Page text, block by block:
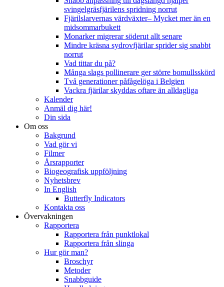
svingelgräsfjärilens spridning norrut
Fjärilslarvernas värdväxter– Mycket mer än en
midsommarbukett
Monarker migrerar söderut allt senare
Mindre kräsna sydrovfjärilar sprider sig snabbt
norrut
Vad tittar du på?
Många slags pollinerare ger större bomullsskörd
Två generationer påfågelöga i Belgien
Vackra fjärilar skyddas oftare än alldagliga
Kalender
Anmäl dig här!
Din sida
Om oss
Bakgrund
Vad gör vi
Filmer
Årsrapporter
Biogeografisk uppföljning
Nyhetsbrev
In English
Butterfly Indicators
Kontakta oss
Övervakningen
Rapportera
Rapportera från punktlokal
Rapportera från slinga
Hur gör man?
Broschyr
Metoder
Snabbguide